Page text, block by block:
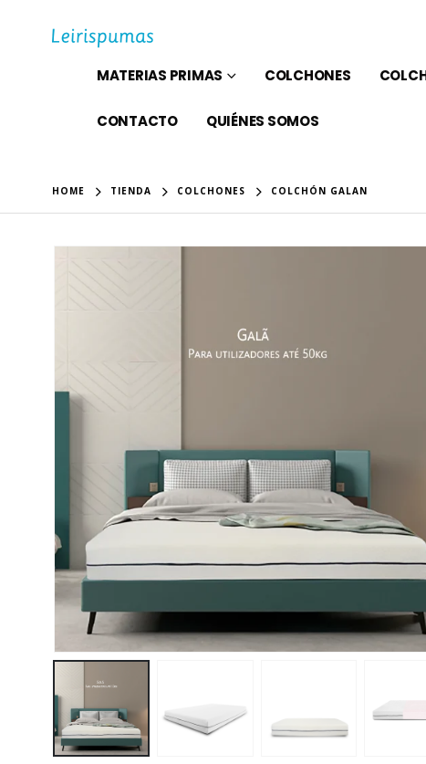
MATERIAS PRIMAS COLCHONES
CONTACTO QUIÉNES SOMOS
HOME TIENDA COLCHONES COLCHÓN GALAN